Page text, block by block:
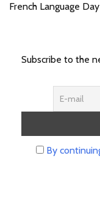
French Language
Subscribe to the
By